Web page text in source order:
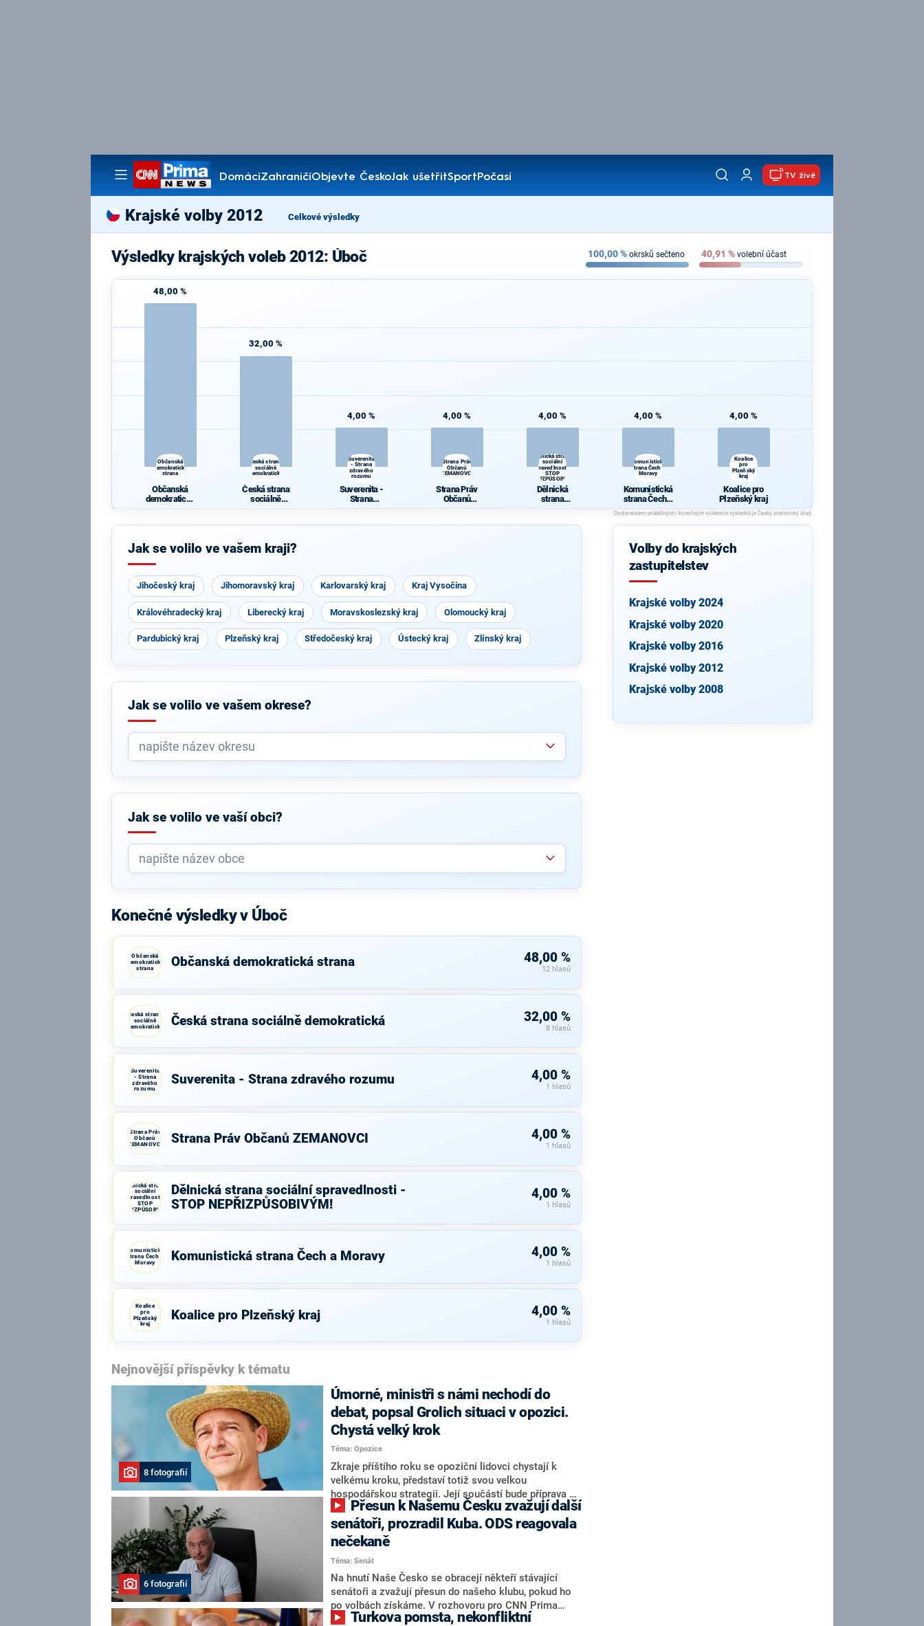
DomácíZahraničíObjevte ČeskoJak ušetřitSportPočasí
Pořady
TV živě
Krajské volby 2012 Celkové výsledky
Výsledky krajských voleb 2012: Úboč 100,00% okrsků sečteno 40,91 % volební účast
48,00 %
Občanská
demokratická
strana
Občanská
demokratická
32,00 %
Česká strana
sociálně
demokratická
Česká strana
sociálně
4,00 %
Suverenita
- Strana
zdravého
rozumu
Suverenita -
Strana
4,00 %
Strana Práv
Občanů
ZEMANOVCI
Strana Práv
Občanů
4,00 %
Dělnická strana
sociální
spravedlnosti -
STOP
NEPŘIZPŮSOBIVÝM!
Dělnická
strana
sociální
- STOP
4,00 %
Komunistická
strana Čech a
Moravy
Komunistická
strana Čech a
Moravy
4,00 %
Koalice
pro
Plzeňský
kraj
Koalice pro
Plzeňský kraj
Jak se volilo ve vašem kraji?
Jihočeský kraj Jihomoravský kraj Karlovarský kraj Kraj Vysočina
Královéhradecký kraj Liberecký kraj Moravskoslezský kraj Olomoucký kraj
Pardubický kraj Plzeňský kraj Středočeský kraj Ústecký kraj Zlínský kraj
Jak se volilo ve vašem okrese?
Jak se volilo ve vaší obci?
Konečné výsledky v Úboč
Občanská
demokratická
strana
Občanská demokratická strana 48,00 %
12 hlasů
Česká strana
sociálně
demokratická
Česká strana sociálně demokratická 32,00 %
8 hlasů
Suverenita
- Strana
zdravého
rozumu
Suverenita - Strana zdravého rozumu 4,00 %
1 hlasů
Strana Práv
Občanů
ZEMANOVCI
Strana Práv Občanů ZEMANOVCI 4,00 %
1 hlasů
Dělnická strana
sociální
spravedlnosti -
STOP
NEPŘIZPŮSOBIVÝM!
Dělnická strana sociální spravedlnosti -
STOP NEPŘIZPŮSOBIVÝM!
4,00 %
1 hlasů
Komunistická
strana Čech a
Moravy
Komunistická strana Čech a Moravy 4,00 %
1 hlasů
Koalice
pro
Plzeňský
kraj
Koalice pro Plzeňský kraj 4,00 %
1 hlasů
Nejnovější příspěvky k tématu
8 fotografií
Úmorné, ministři s námi nechodí do
debat, popsal Grolich situaci v opozici.
Chystá velký krok
Téma: Opozice
Zkraje příštího roku se opoziční lidovci chystají k
velkému kroku, představí totiž svou velkou
hospodářskou strategii. Její součástí bude příprava na
stárnutí populace, řekl ve středu na setkání s novináři
nový předseda lidovců Jan Grolich. Ten zároveň v
senátních volbách kandiduje ve Vyškově. Popsal i
aktivitu opozice, o níž vládní strany nebo političtí
komentátoři mluví jako o slabé a v defenzivě. „Je to
úmorná práce upozorňovat na chyby vlády. Ministři s
námi navíc nechodí do debat. Chceme ale ukazovat
svoje témata,“ odpověděl Grolich na dotaz CNN Prima
NEWS.
6 fotografií
senátoři, prozradil Kuba. ODS reagovala
nečekaně
Téma: Senát
Na hnutí Naše Česko se obracejí někteří stávající
senátoři a zvažují přesun do našeho klubu, pokud ho
po volbách získáme. V rozhovoru pro CNN Prima
NEWS to řekl zakladatel hnutí a jihočeský hejtman
Volby do krajských
zastupitelstev
Krajské volby 2024
Krajské volby 2020
Krajské volby 2016
Krajské volby 2012
Krajské volby 2008